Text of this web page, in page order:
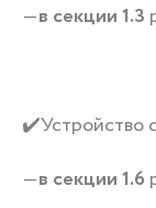
—в секции 1.3
✔️Устройство
—в секции 1.6